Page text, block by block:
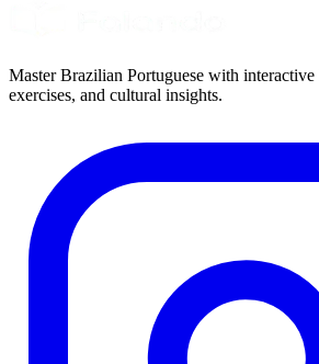
Master Brazilian Portuguese with interactive
exercises, and cultural insights.